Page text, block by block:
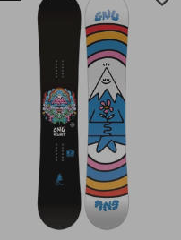
Mărimi existente: